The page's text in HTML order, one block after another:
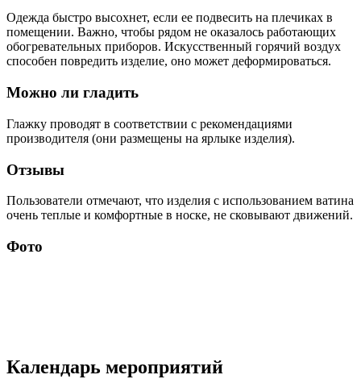
Одежда быстро высохнет, если ее подвесить на плечиках в
помещении. Важно, чтобы рядом не оказалось работающих
обогревательных приборов. Искусственный горячий воздух
способен повредить изделие, оно может деформироваться.
Можно ли гладить
Глажку проводят в соответствии с рекомендациями
производителя (они размещены на ярлыке изделия).
Отзывы
Пользователи отмечают, что изделия с использованием ватина
очень теплые и комфортные в носке, не сковывают движений.
Фото
Календарь мероприятий